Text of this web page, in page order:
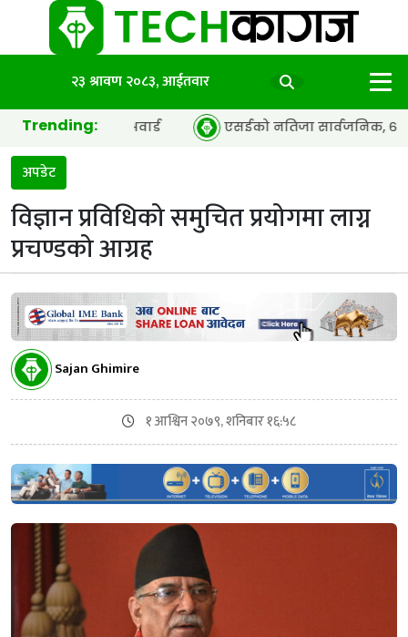
२३ श्रावण २०८३, आईतवार
Trending:
द इयर’ अवार्ड एसईको नतिजा सार्वजनिक, ६५.९८ प्रतिशत
अपडेट
विज्ञान प्रविधिको समुचित प्रयोगमा लाग्न
प्रचण्डको आग्रह
Sajan Ghimire
१ आश्विन २०७९, शनिबार १६:५८